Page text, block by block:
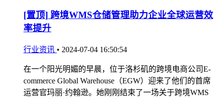
[置顶] 跨境WMS仓储管理助力企业全球运营效
率提升
行业资讯 • 2024-07-04 16:50:54
在一个阳光明媚的早晨，位于洛杉矶的跨境电商公司E-
commerce Global Warehouse（EGW）迎来了他们的首席
运营官玛丽·约翰逊。她刚刚结束了一场关于跨境WMS